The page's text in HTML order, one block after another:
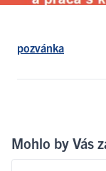
pozvánka
Mohlo by Vás